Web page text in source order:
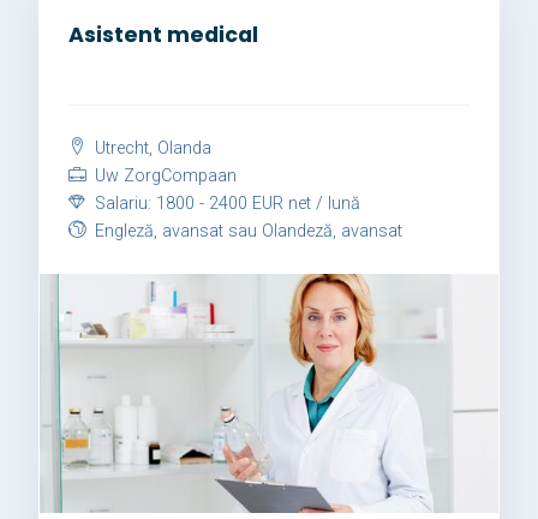
Asistent medical
Utrecht, Olanda
Uw ZorgCompaan
Salariu: 1800 - 2400 EUR net / lună
Engleză, avansat sau Olandeză, avansat